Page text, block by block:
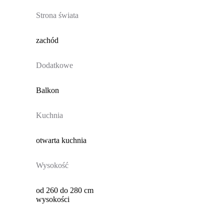
Strona świata
zachód
Dodatkowe
Balkon
Kuchnia
otwarta kuchnia
Wysokość
od 260 do 280 cm
wysokości